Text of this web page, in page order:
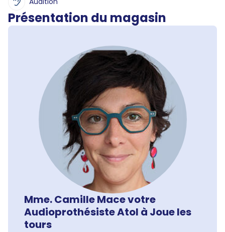
Présentation du magasin
Mme. Camille Mace votre
Audioprothésiste Atol à Joue les
tours